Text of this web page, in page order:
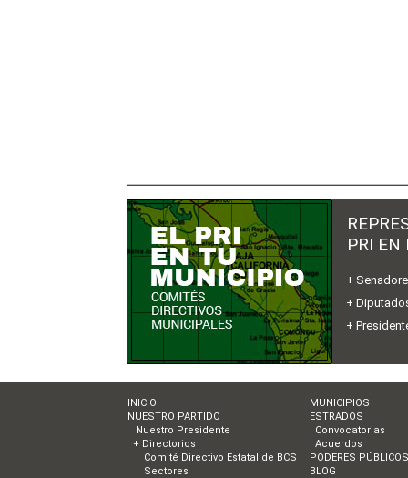
PRI EN
+
+
+
INICIO
NUESTRO PARTIDO
Nuestro Presidente
+ Directorios
Comité Directivo Estatal de BCS
Sectores
MUNICIPIOS
ESTRADOS
Convocatorias
Acuerdos
PODERES PÚBLICOS
BLOG